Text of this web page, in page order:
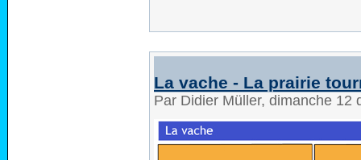
La vache - La prairie
Par Didier Müller, dimanche